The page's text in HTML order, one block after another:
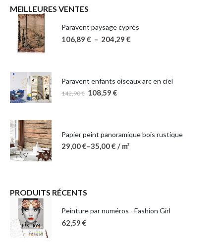
MEILLEURES VENTES
Paravent paysage cyprès
106,89 € – 204,29 €
Paravent enfants oiseaux arc en ciel
142,90€ 108,59 €
Papier peint panoramique bois rustique
29,00€–35,00€ / m²
PRODUITS RÉCENTS
Peinture par numéros - Fashion Girl
62,59 €